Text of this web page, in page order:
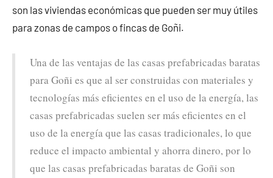
son las viviendas económicas que pueden ser muy útiles
para zonas de campos o fincas de Goñi.
Una de las ventajas de las casas prefabricadas baratas
para Goñi es que al ser construidas con materiales y
tecnologías más eficientes en el uso de la energía, las
casas prefabricadas suelen ser más eficientes en el
uso de la energía que las casas tradicionales, lo que
reduce el impacto ambiental y ahorra dinero, por lo
que las casas prefabricadas baratas de Goñi son